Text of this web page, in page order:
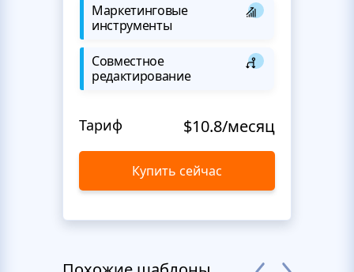
Маркетинговые
инструменты
Совместное
редактирование
Тариф $10.8/месяц
Купить сейчас